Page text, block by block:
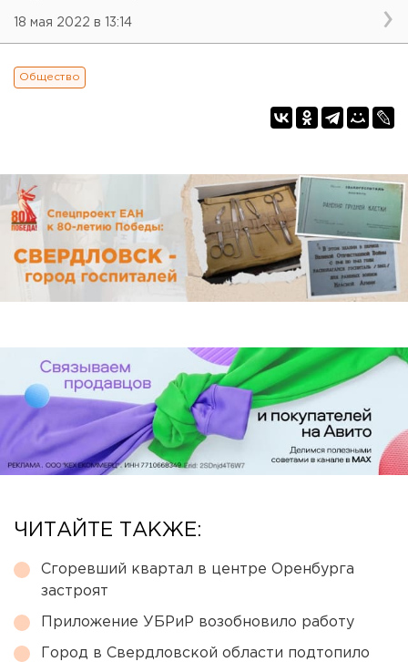
18 мая 2022 в 13:14
Общество
ЧИТАЙТЕ ТАКЖЕ:
Сгоревший квартал в центре Оренбурга
застроят
Приложение УБРиР возобновило работу
Город в Свердловской области подтопило